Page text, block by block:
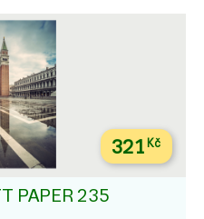
321 Kč
PAPER 235